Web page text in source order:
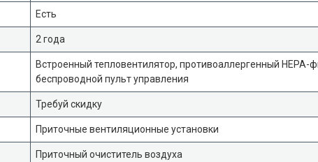
Есть
2 года
Встроенный тепловентилятор, противоаллергенный
беспроводной пульт управления
Требуй скидку
Приточные вентиляционные установки
Приточный очиститель воздуха